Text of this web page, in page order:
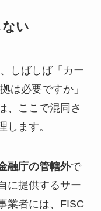
い
しばしば「カー
は必要ですか」
、ここで混同さ
します。
融庁の管轄外で
に提供するサー
業者には、FISC